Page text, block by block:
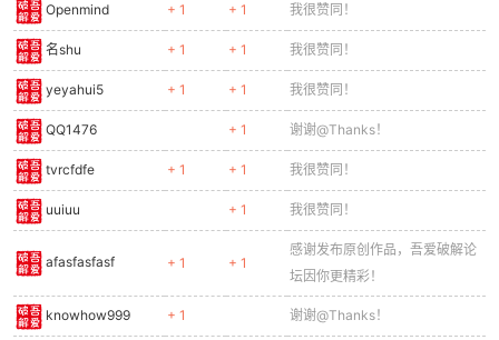
Openmind + 1 + 1 我很赞同！
名shu + 1 + 1 我很赞同！
yeyahui5 + 1 + 1 我很赞同！
QQ1476 + 1 谢谢@Thanks！
tvrcfdfe + 1 + 1 我很赞同！
uuiuu + 1 我很赞同！
afasfasfasf + 1 + 1
感谢发布原创作品，吾爱破解论
坛因你更精彩！
knowhow999 + 1 谢谢@Thanks！